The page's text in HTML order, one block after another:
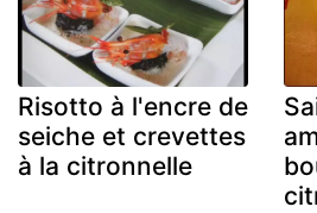
Risotto à l'encre de
seiche et crevettes
à la citronnelle